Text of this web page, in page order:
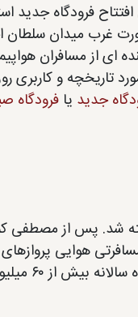
افتتاح فرودگاه
است. آتاتورک در ۲۳ کیلومتری
ای از مسافران
تاریخچه و
جدید یا فرودگاه
هوایی ترکیه ساخته شد. پس
هوایی پروازهای
ترمینال